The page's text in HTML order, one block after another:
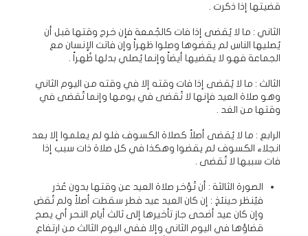
قضيتها إذا ذكرت .
الثاني : ما لا يُقضى إذا فات كالجُمعة فإن خرج وقتها قبل أن
يُصليها الناس لم يقضوها وصلوا ظهراً وإن فاتت الإنسان مع
الجماعة فهو لا يقضيها أيضاً وإنما يُصلي بدلها ظُهراً .
الثالث : ما لا يُقضى إذا فات وقته إلا في وقته من اليوم الثاني
وهو صلاة العيد فإنها لا تُقضى في يومها وإنما تُقضى في
وقتها من الغد .
الرابع : ما لا يُقضى أصلاً كصلاة الكسوف فلو لم يعلموا إلا بعد
انجلاء الكسوف لم يقضوا وهكذا في كل صلاة ذات سبب إذا
فات سببها لا تُقضى .
الصورة الثالثة : أن تُؤخر صلاة العيد عن وقتها بدون عُذر
فيُنظر حينئذٍ : إن كان العيد عيد فطر سقطت أصلاً ولم تُقض
وإن كان عيد أضحى جاز تأخيرها إلى ثالث أيام النحر أي يصح
قضاؤها في اليوم الثاني وإلا ففي اليوم الثالث من ارتفاع